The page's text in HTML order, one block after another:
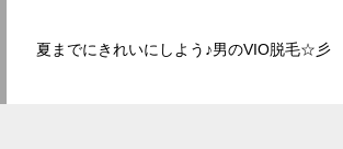
夏までにきれいにしよう♪男のVIO脱毛☆彡